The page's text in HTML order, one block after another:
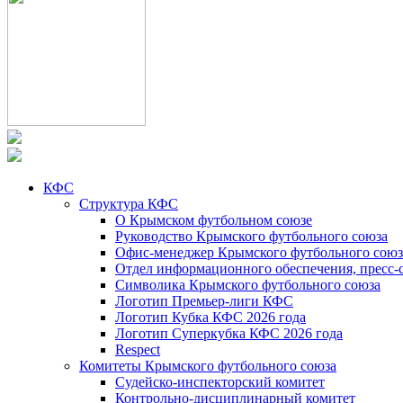
КФС
Структура КФС
О Крымском футбольном союзе
Руководство Крымского футбольного союза
Офис-менеджер Крымского футбольного
Отдел информационного обеспечения, пресс-
Символика Крымского футбольного союза
Логотип Премьер-лиги КФС
Логотип Кубка КФС 2026 года
Логотип Суперкубка КФС 2026 года
Respect
Комитеты Крымского футбольного союза
Судейско-инспекторский комитет
Контрольно-дисциплинарный комитет